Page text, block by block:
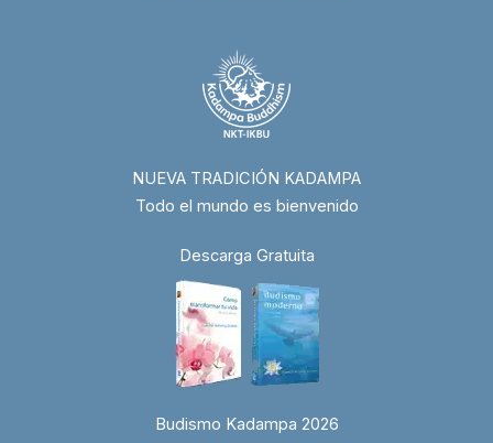
NUEVA TRADICIÓN KADAMPA
Todo el mundo es bienvenido
Descarga Gratuita
Budismo Kadampa 2026